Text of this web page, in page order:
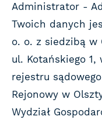
Administrator -
Twoich danych
o. o. z siedzibą w
ul. Kotańskiego 1,
rejestru
Rejonowy w
Wydział